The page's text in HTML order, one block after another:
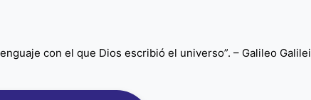
con el que Dios escribió el universo”. – Galileo Galilei